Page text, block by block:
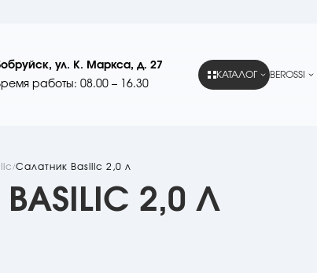
ул. К. Маркса, д. 27
работы: 08.00 – 16.30
КАТАЛОГ BEROSSI
Салатник Basilic 2,0 л
2,0 Л